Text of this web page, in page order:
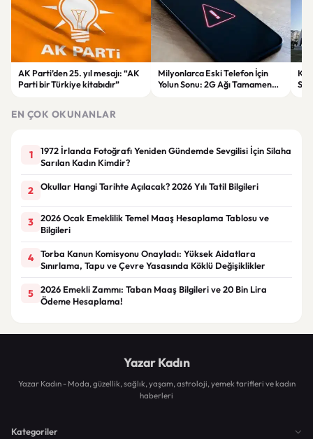
AK Parti’den 25. yıl mesajı: “AK
Parti bir Türkiye kitabıdır”
Milyonlarca Eski Telefon İçin
Yolun Sonu: 2G Ağı Tamamen
EN ÇOK OKUNANLAR
1
1972 İrlanda Fotoğrafı Yeniden Gündemde Sevgilisi İçin Silaha
Sarılan Kadın Kimdir?
2 Okullar Hangi Tarihte Açılacak? 2026 Yılı Tatil Bilgileri
3
2026 Ocak Emeklilik Temel Maaş Hesaplama Tablosu ve
Bilgileri
4
Torba Kanun Komisyonu Onayladı: Yüksek Aidatlara
Sınırlama, Tapu ve Çevre Yasasında Köklü Değişiklikler
5
2026 Emekli Zammı: Taban Maaş Bilgileri ve 20 Bin Lira
Ödeme Hesaplama!
Yazar Kadın
Yazar Kadın - Moda, güzellik, sağlık, yaşam, astroloji, yemek tarifleri ve kadın
haberleri
Kategoriler